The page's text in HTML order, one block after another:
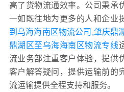
高了货物流通效率。公司秉承
一如既往地为更多的人和企业
到乌海海南区物流公司,肇庆鼎
鼎湖区至乌海海南区物流专线
流业务部注重客户体验，提供
客户解答疑问，提供运输前的
流运输提供全程支持和服务。